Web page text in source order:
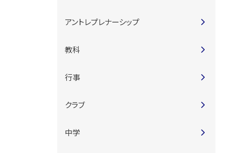
アントレプレナーシップ
教科
行事
クラブ
中学